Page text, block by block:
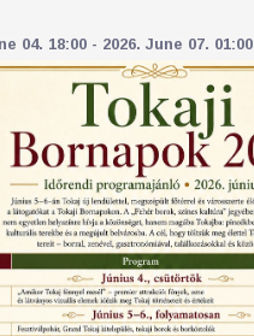
04. 18:00 - 2026. June 07. 01:00